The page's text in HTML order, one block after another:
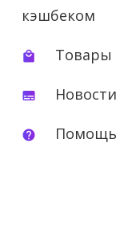
кэшбеком
local_mall Товары
subtitles Новости
help Помощь